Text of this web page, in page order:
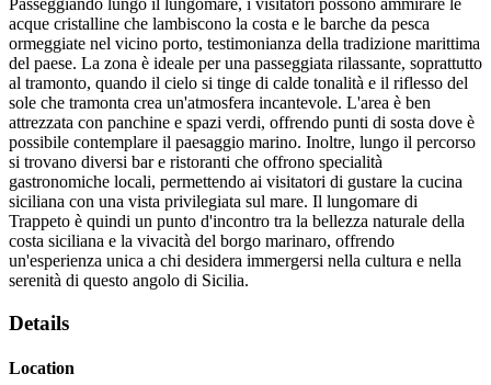
Passeggiando lungo il lungomare, i visitatori possono ammirare le
acque cristalline che lambiscono la costa e le barche da pesca
ormeggiate nel vicino porto, testimonianza della tradizione marittima
del paese. La zona è ideale per una passeggiata rilassante, soprattutto
al tramonto, quando il cielo si tinge di calde tonalità e il riflesso del
sole che tramonta crea un'atmosfera incantevole. L'area è ben
attrezzata con panchine e spazi verdi, offrendo punti di sosta dove è
possibile contemplare il paesaggio marino. Inoltre, lungo il percorso
si trovano diversi bar e ristoranti che offrono specialità
gastronomiche locali, permettendo ai visitatori di gustare la cucina
siciliana con una vista privilegiata sul mare. Il lungomare di
Trappeto è quindi un punto d'incontro tra la bellezza naturale della
costa siciliana e la vivacità del borgo marinaro, offrendo
un'esperienza unica a chi desidera immergersi nella cultura e nella
serenità di questo angolo di Sicilia.
Details
Location